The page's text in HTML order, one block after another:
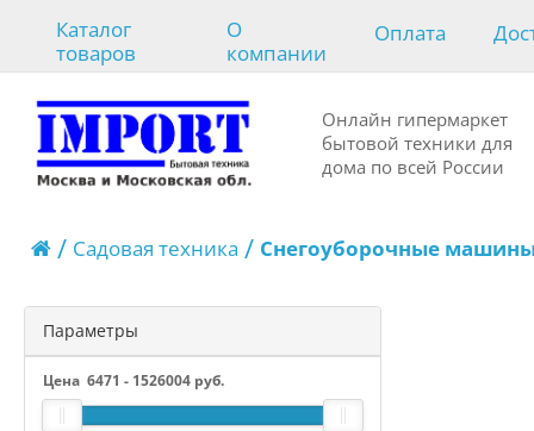
Каталог
товаров
О
компании
Оплата
Онлайн гипермаркет
бытовой техники для
дома по всей России
Садовая техника Снегоуборочные
Параметры
Цена 6471 - 1526004 руб.